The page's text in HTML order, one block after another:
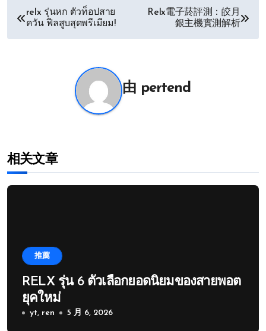
文
章
relx รุ่นหก ตัวท็อปสาย
ควัน ฟีลสูบสุดพรีเมียม!
Relx電子菸評測：皎月
銀主機實測解析
由 pertend
相关文章
推薦
RELX รุ่น 6 ตัวเลือกยอดนิยมของสายพอต
ยุคใหม่
yt, ren 5 月 6, 2026